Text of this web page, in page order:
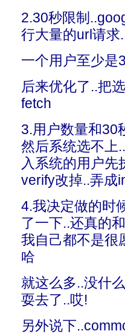
2.30秒限制
行大量的url请求
一个用户至少是
后来优化了..把
fetch
3.用户数量和30
然后系统选不上
入系统的用户
verify改掉..弄成
4.我决定做的时
了一下..还真的
我自己都不是
哈
就这么多..没什
耍去了..哎!
另外说下